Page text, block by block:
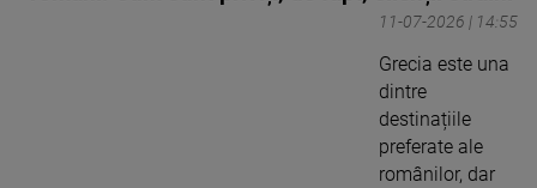
11-07-2026 | 14:55
Grecia este una
dintre
destinațiile
preferate ale
românilor, dar